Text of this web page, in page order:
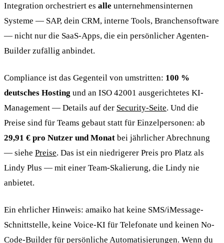
Integration orchestriert es alle unternehmensinternen
Systeme — SAP, dein CRM, interne Tools, Branchensoftware
— nicht nur die SaaS-Apps, die ein persönlicher Agenten-
Builder zufällig anbindet.
Compliance ist das Gegenteil von umstritten: 100 %
deutsches Hosting und an ISO 42001 ausgerichtetes KI-
Management — Details auf der Security-Seite. Und die
Preise sind für Teams gebaut statt für Einzelpersonen: ab
29,91 € pro Nutzer und Monat bei jährlicher Abrechnung
— siehe Preise. Das ist ein niedrigerer Preis pro Platz als
Lindy Plus — mit einer Team-Skalierung, die Lindy nie
anbietet.
Ein ehrlicher Hinweis: amaiko hat keine SMS/iMessage-
Schnittstelle, keine Voice-KI für Telefonate und keinen No-
Code-Builder für persönliche Automatisierungen. Wenn du